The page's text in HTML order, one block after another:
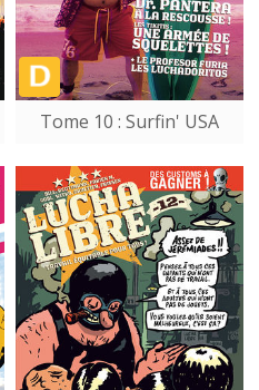
Tome 10 : Surfin' USA